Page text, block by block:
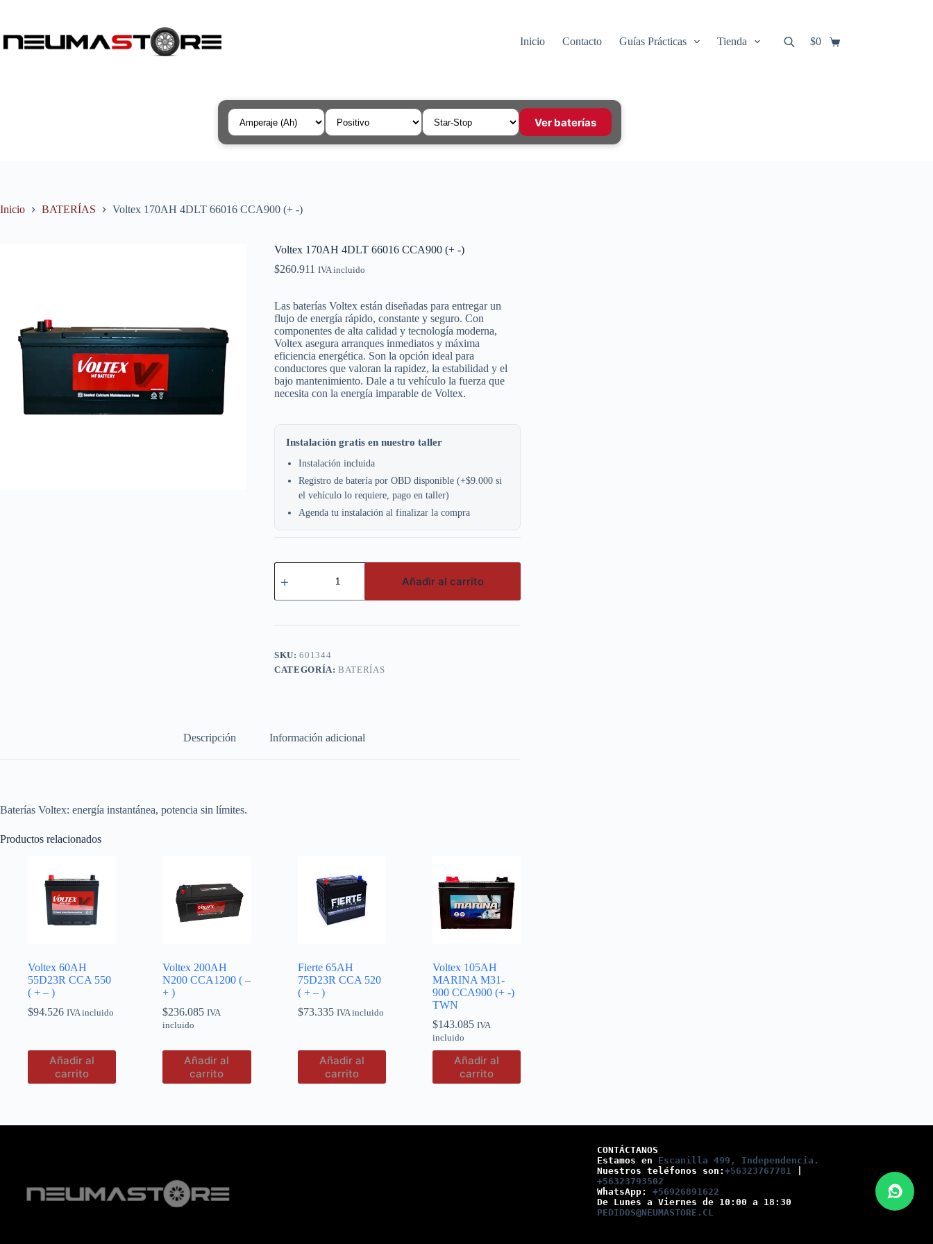
Búsqueda
de
Inicio Contacto Guías Prácticas Tienda
Carro
$0
Ver baterías
Inicio BATERÍAS Voltex 170AH 4DLT 66016 CCA900 (+ -)
Voltex 170AH 4DLT 66016 CCA900 (+ -)
$260.911 IVA incluido
Las baterías Voltex están diseñadas para entregar un
flujo de energía rápido, constante y seguro. Con
componentes de alta calidad y tecnología moderna,
Voltex asegura arranques inmediatos y máxima
eficiencia energética. Son la opción ideal para
conductores que valoran la rapidez, la estabilidad y el
bajo mantenimiento. Dale a tu vehículo la fuerza que
necesita con la energía imparable de Voltex.
Instalación gratis en nuestro taller
Instalación incluida
Registro de batería por OBD disponible (+$9.000 si
el vehículo lo requiere, pago en taller)
Agenda tu instalación al finalizar la compra
Voltex
170AH
66016
(+
cantidad
Añadir al carrito
SKU:601344
CATEGORÍA:BATERÍAS
Descripción Información adicional
Baterías Voltex: energía instantánea, potencia sin límites.
Productos relacionados
Voltex 60AH
55D23R CCA 550
( + – )
$94.526 IVA incluido
Añadir al
carrito
Voltex 200AH
N200 CCA1200 ( –
+ )
$236.085 IVA
incluido
Añadir al
carrito
Fierte 65AH
75D23R CCA 520
( + – )
$73.335 IVA incluido
Añadir al
carrito
Voltex 105AH
MARINA M31-
900 CCA900 (+ -)
TWN
$143.085 IVA
incluido
Añadir al
carrito
CONTÁCTANOS
Estamos en Escanilla 499, Independencia.
Nuestros teléfonos son: +56323767781
+56323793502
WhatsApp: +56926891622
De Lunes a Viernes de 10:00 a 18:30
PEDIDOS@NEUMASTORE.CL